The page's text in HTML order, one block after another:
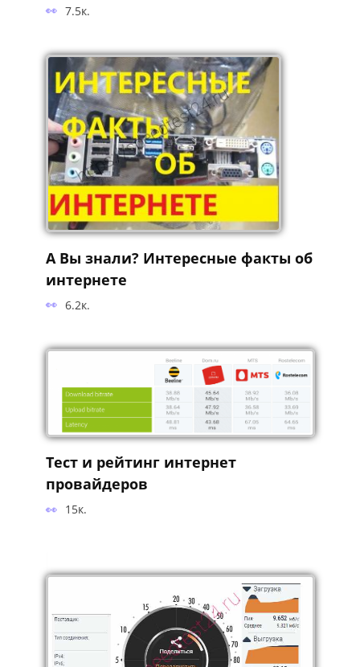
7.5к.
А Вы знали? Интересные факты об
интернете
6.2к.
Тест и рейтинг интернет
провайдеров
15к.